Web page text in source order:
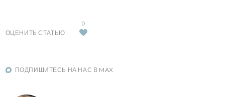
ОЦЕНИТЬ СТАТЬЮ
0
ПОДПИШИТЕСЬ НА НАС В MAX